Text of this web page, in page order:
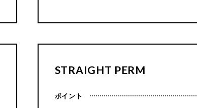
STRAIGHT PERM
ポイント